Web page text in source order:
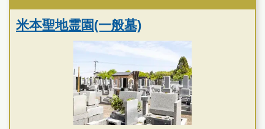
米本聖地霊園(一般墓)